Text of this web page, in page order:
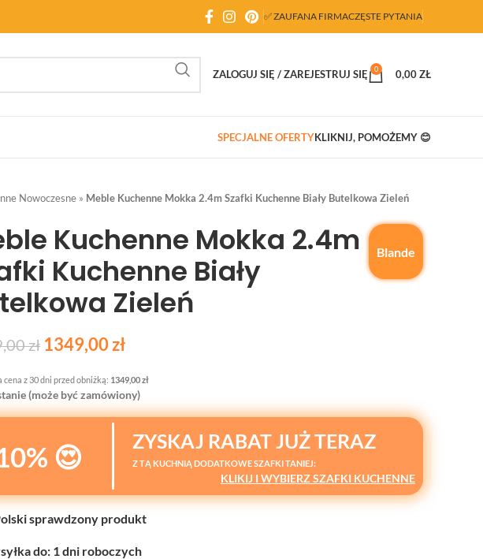
✅ ZAUFANA FIRMACZĘSTE PYTANIA
ZALOGUJ SIĘ / ZAREJESTRUJ SIĘ 0 0,00ZŁ
SPECJALNE OFERTYKLIKNIJ, POMOŻEMY 😊
Nowoczesne » Meble Kuchenne Mokka 2.4m Szafki Kuchenne Biały Butelkowa Zieleń
Blande
Kuchenne Mokka 2.4m
Kuchenne Biały
Zieleń
zł 1349,00zł
cena z 30 dni przed obniżką: 1349,00zł
(może być zamówiony)
😍 ZYSKAJ RABAT JUŻ TERAZ
Z TĄ KUCHNIĄ DODATKOWE SZAFKI TANIEJ:
KLIKIJ I WYBIERZ SZAFKI KUCHENNE
sprawdzony produkt
do: 1 dni roboczych